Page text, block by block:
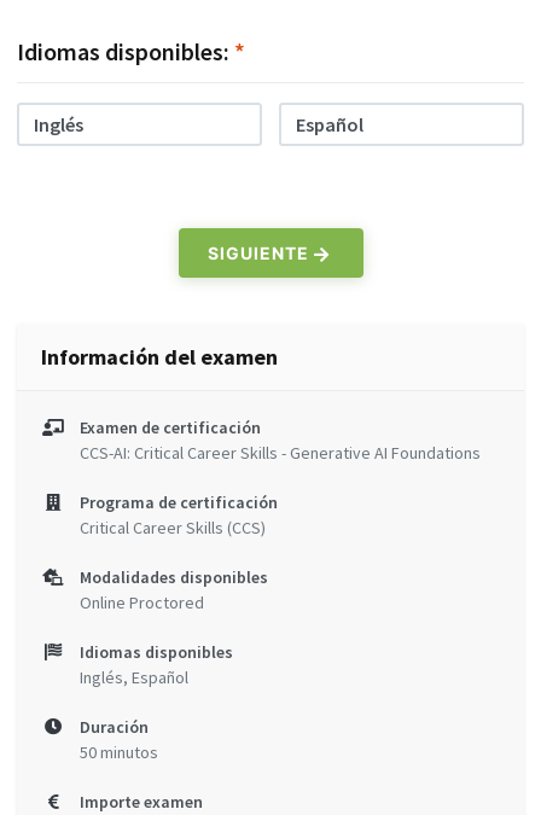
Idiomas disponibles: *
Inglés Español
SIGUIENTE
Información del examen
Examen de certificación
CCS-AI: Critical Career Skills - Generative AI Foundations
Programa de certificación
Critical Career Skills (CCS)
Modalidades disponibles
Online Proctored
Idiomas disponibles
Inglés, Español
Duración
50 minutos
Importe examen